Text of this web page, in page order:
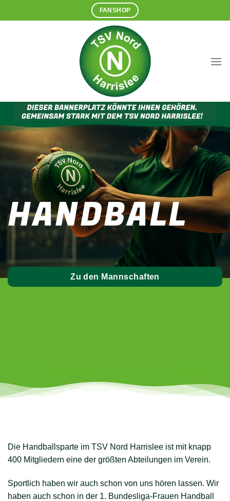
Inhalt
FANSHOP
HANDBALL
Zu den Mannschaften
Die Handballsparte im TSV Nord Harrislee ist mit knapp
400 Mitgliedern eine der größten Abteilungen im Verein.
Sportlich haben wir auch schon von uns hören lassen. Wir
haben auch schon in der 1. Bundesliga-Frauen Handball